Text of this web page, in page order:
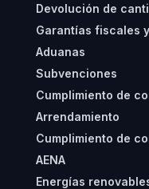
Devolución de
Garantías fiscales
Aduanas
Subvenciones
Cumplimiento de
Arrendamiento
Cumplimiento de
AENA
Energías